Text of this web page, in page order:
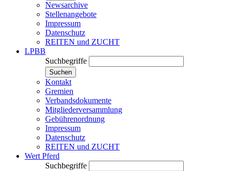
Newsarchive
Stellenangebote
Impressum
Datenschutz
REITEN und ZUCHT
LPBB
Suchbegriffe
Suchen
Kontakt
Gremien
Verbandsdokumente
Mitgliederversammlung
Gebührenordnung
Impressum
Datenschutz
REITEN und ZUCHT
Wert Pferd
Suchbegriffe